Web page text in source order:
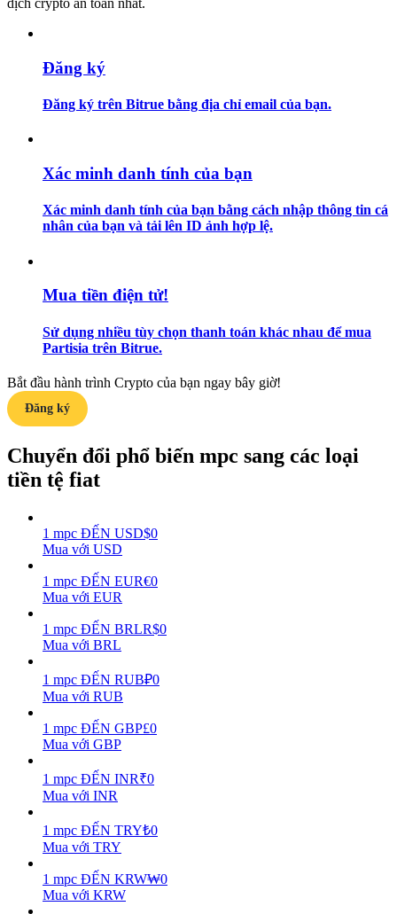
Học cách duy trì lợi nhuận
Power Piggy
dịch crypto an toàn nhất.
Đăng ký
Đăng ký trên Bitrue bằng địa chỉ email của bạn.
Xác minh danh tính của bạn
Xác minh danh tính của bạn bằng cách nhập thông tin cá
nhân của bạn và tải lên ID ảnh hợp lệ.
Mua tiền điện tử!
Sử dụng nhiều tùy chọn thanh toán khác nhau để mua
Partisia trên Bitrue.
Bắt đầu hành trình Crypto của bạn ngay bây giờ!
Đăng ký
Chuyển đổi phổ biến mpc sang các loại
tiền tệ fiat
1 mpc ĐẾN USD$0
Mua với USD
1 mpc ĐẾN EUR€0
Mua với EUR
1 mpc ĐẾN BRLR$0
Mua với BRL
1 mpc ĐẾN RUB₽0
Mua với RUB
1 mpc ĐẾN GBP£0
Mua với GBP
1 mpc ĐẾN INR₹0
Mua với INR
1 mpc ĐẾN TRY₺0
Mua với TRY
1 mpc ĐẾN KRW₩0
Mua với KRW